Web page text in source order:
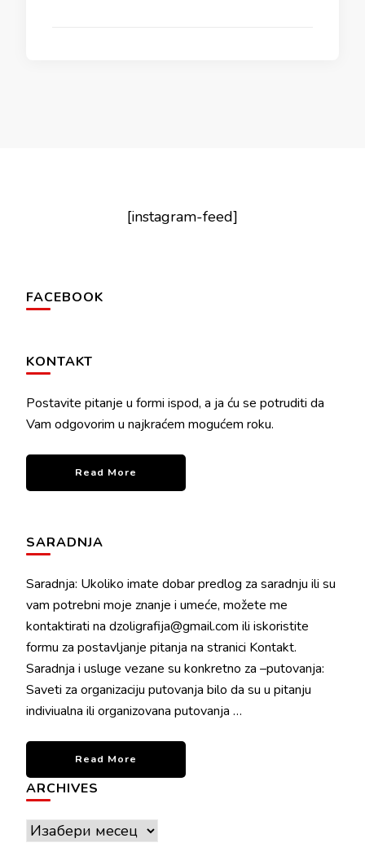
[instagram-feed]
FACEBOOK
KONTAKT
Postavite pitanje u formi ispod, a ja ću se potruditi da
Vam odgovorim u najkraćem mogućem roku.
Read More
SARADNJA
Saradnja: Ukoliko imate dobar predlog za saradnju ili su
vam potrebni moje znanje i umeće, možete me
kontaktirati na dzoligrafija@gmail.com ili iskoristite
formu za postavljanje pitanja na stranici Kontakt.
Saradnja i usluge vezane su konkretno za –putovanja:
Saveti za organizaciju putovanja bilo da su u pitanju
indiviualna ili organizovana putovanja …
Read More
ARCHIVES
Archives